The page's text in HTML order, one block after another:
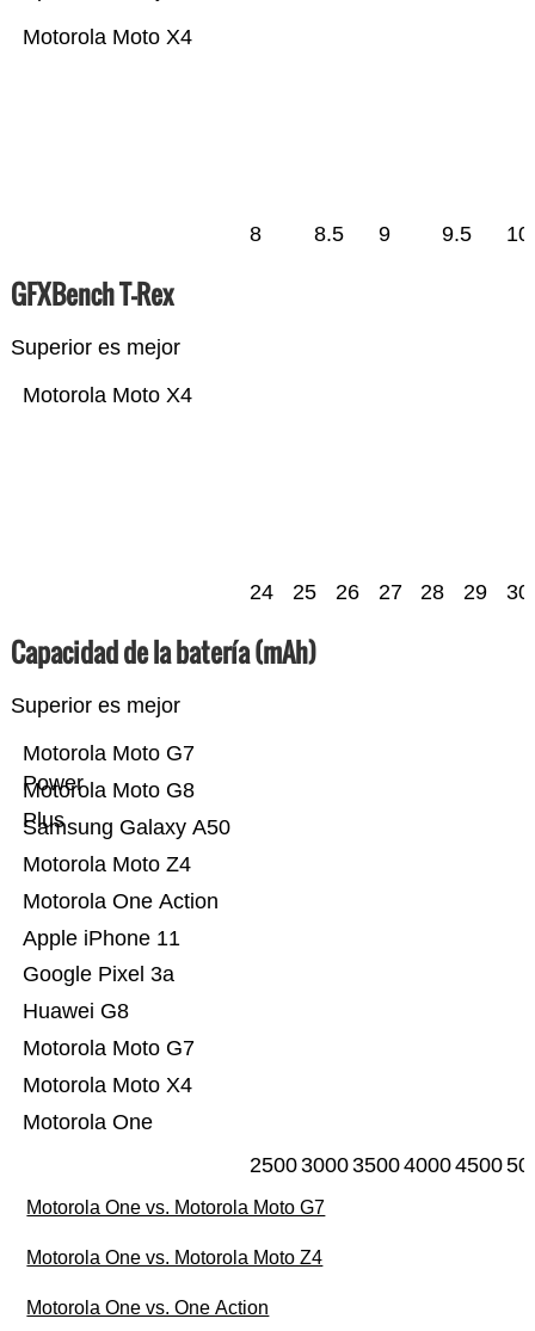
Motorola Moto X4
8 8.5 9 9.5 10
GFXBench T-Rex
Superior es mejor
Motorola Moto X4
24 25 26 27 28 29 30
Capacidad de la batería (mAh)
Superior es mejor
Motorola One
Motorola Moto X4
Motorola Moto G7
Huawei G8
Google Pixel 3a
Apple iPhone 11
Motorola One Action
Motorola Moto Z4
Samsung Galaxy A50
Motorola Moto G8
Plus
Motorola Moto G7
Power
25003000350040004500
Motorola One vs. Motorola Moto G7
Motorola One vs. Motorola Moto Z4
Motorola One vs. One Action